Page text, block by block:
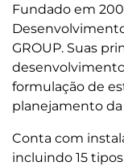
Fundado em
GROUP. Suas
formulação de
planejamento
Conta com
incluindo 15